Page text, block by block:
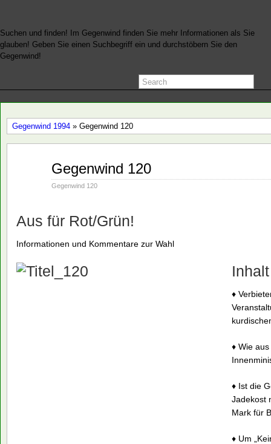
Suchen und finden! Im Gegenwind finden Sie mehr Informationen als Sie
glauben! Geben Sie einen Suchbegriff ein und durchstöbern Sie den
Gegenwind!
Gegenwind 1994 » Gegenwind 120
Gegenwind 120
Gegenwind 120
Aus für Rot/Grün!
Informationen und Kommentare zur Wahl
Inhalt
♦
♦ Wie
♦ Ist die
Jadekost
Mark für
♦ Um